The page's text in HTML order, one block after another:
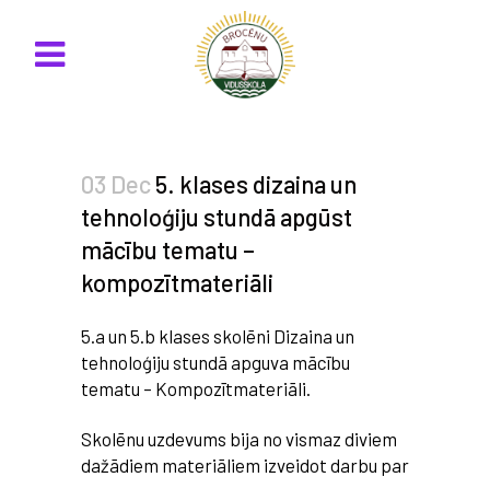
03 Dec5. klases dizaina un
tehnoloģiju stundā apgūst
mācību tematu –
kompozītmateriāli
5.a un 5.b klases skolēni Dizaina un
tehnoloģiju stundā apguva mācību
tematu – Kompozītmateriāli.
Skolēnu uzdevums bija no vismaz diviem
dažādiem materiāliem izveidot darbu par